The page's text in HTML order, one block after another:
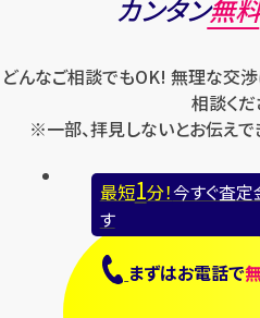
カンタン無
どんなご相談でもOK! 無理な交
相談くだ
※一部、拝見しないとお伝えで
最短1分！今すぐ査
す
まずはお電話で